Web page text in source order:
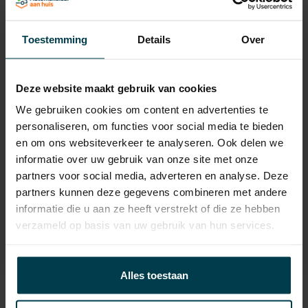
Toestemming Details Over
Deze website maakt gebruik van cookies
We gebruiken cookies om content en advertenties te
personaliseren, om functies voor social media te bieden
en om ons websiteverkeer te analyseren. Ook delen we
informatie over uw gebruik van onze site met onze
partners voor social media, adverteren en analyse. Deze
partners kunnen deze gegevens combineren met andere
informatie die u aan ze heeft verstrekt of die ze hebben
verzameld op basis van uw gebruik van hun services.
Alles toestaan
Laadvermogen
APK
tot 20-02-2027
Onderhoudsboekje
Energielabel
7.3 L/100KM
Wegenbelasting min
€ 226 /kwartaal